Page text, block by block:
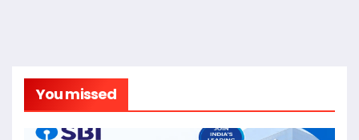
You missed